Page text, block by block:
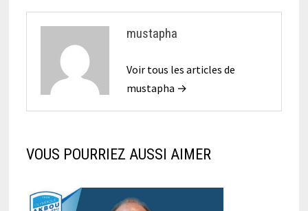
mustapha
Voir tous les articles de
mustapha →
VOUS POURRIEZ AUSSI AIMER